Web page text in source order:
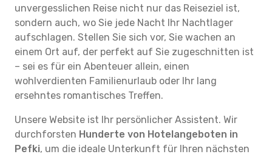
unvergesslichen Reise nicht nur das Reiseziel ist,
sondern auch, wo Sie jede Nacht Ihr Nachtlager
aufschlagen. Stellen Sie sich vor, Sie wachen an
einem Ort auf, der perfekt auf Sie zugeschnitten ist
– sei es für ein Abenteuer allein, einen
wohlverdienten Familienurlaub oder Ihr lang
ersehntes romantisches Treffen.
Unsere Website ist Ihr persönlicher Assistent. Wir
durchforsten Hunderte von Hotelangeboten in
Pefki, um die ideale Unterkunft für Ihren nächsten